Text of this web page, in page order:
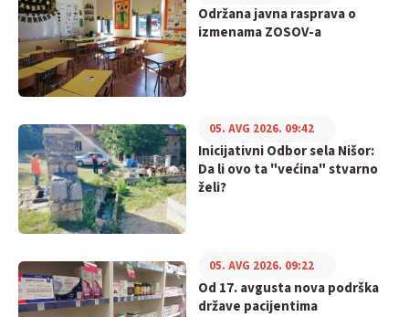
Održana javna rasprava o
izmenama ZOSOV-a
Inicijativni Odbor sela Nišor:
Da li ovo ta "većina" stvarno
želi?
05. AVG 2026. 09:42
Od 17. avgusta nova podrška
države pacijentima
05. AVG 2026. 09:22